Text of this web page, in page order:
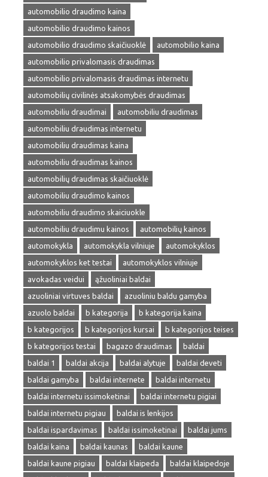
automobilio draudimo kaina
automobilio draudimo kainos
automobilio draudimo skaičiuoklė
automobilio kaina
automobilio privalomasis draudimas
automobilio privalomasis draudimas internetu
automobilių civilinės atsakomybės draudimas
automobiliu draudimai
automobiliu draudimas
automobiliu draudimas internetu
automobiliu draudimas kaina
automobiliu draudimas kainos
automobilių draudimas skaičiuoklė
automobiliu draudimo kainos
automobiliu draudimo skaiciuokle
automobiliu draudimu kainos
automobilių kainos
automokykla
automokykla vilniuje
automokyklos
automokyklos ket testai
automokyklos vilniuje
avokadas veidui
ąžuoliniai baldai
azuoliniai virtuves baldai
azuoliniu baldu gamyba
azuolo baldai
b kategorija
b kategorija kaina
b kategorijos
b kategorijos kursai
b kategorijos teises
b kategorijos testai
bagazo draudimas
baldai
baldai 1
baldai akcija baldai alytuje
baldai deveti
baldai gamyba
baldai internete
baldai internetu
baldai internetu issimoketinai
baldai internetu pigiai
baldai internetu pigiau
baldai is lenkijos
baldai ispardavimas
baldai issimoketinai
baldai jums
baldai kaina
baldai kaunas
baldai kaune
baldai kaune pigiau
baldai klaipeda
baldai klaipedoje